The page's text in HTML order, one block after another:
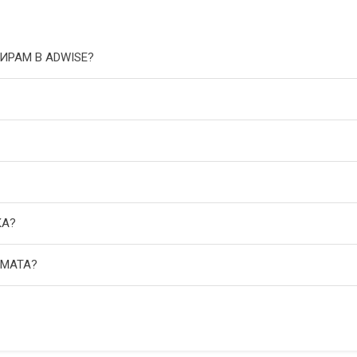
В ADWISE?